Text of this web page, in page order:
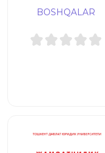
BOSHQALAR